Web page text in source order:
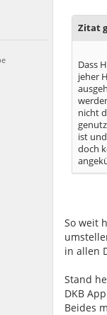
Zitat
Dass
jeher
nicht
ist
doch
So weit
in allen
Stand
DKB
Beides